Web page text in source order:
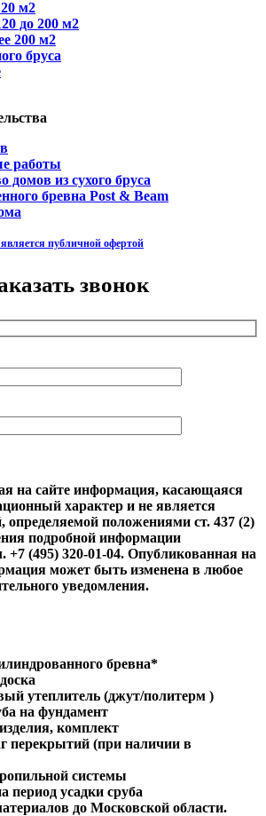
м2
до 200 м2
200 м2
бруса
работы
домов из сухого бруса
бревна Post & Beam
публичной офертой
звонок
на сайте информация, касающаяся
характер и не является
определяемой положениями ст. 437 (2)
подробной информации
+7 (495) 320-01-04. Опубликованная на
может быть изменена в любое
уведомления.
бревна*
утеплитель (джут/политерм )
на фундамент
комплект
перекрытий (при наличии в
системы
период усадки сруба
до Московской области.